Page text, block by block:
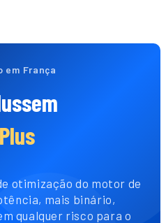
França
otimização do motor de
mais binário,
qualquer risco para o